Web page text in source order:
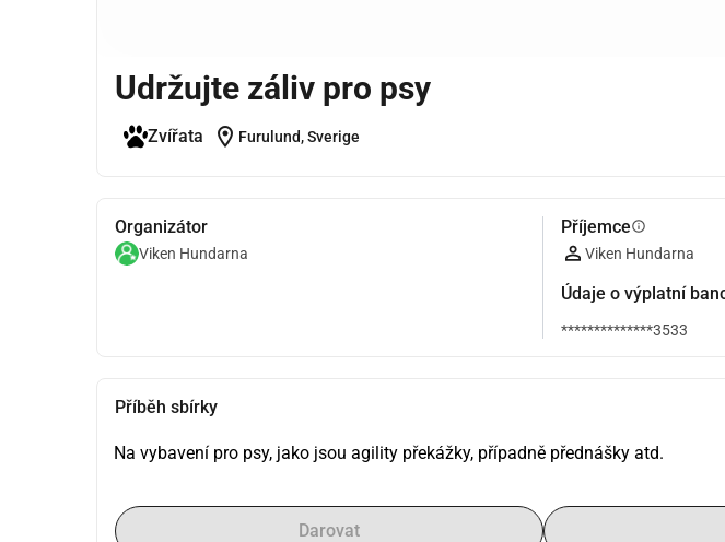
Udržujte záliv pro psy
Zvířata location_on Furulund, Sverige
Organizátor
Viken Hundarna
Příjemceinfo
Viken Hundarna
Údaje o výplatní
**************3533
Příběh sbírky
Na vybavení pro psy, jako jsou agility překážky, případně přednášky atd.
Darovat